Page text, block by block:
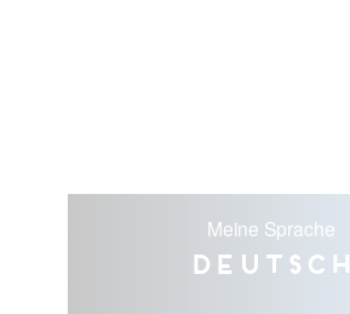
Meine Sprache
Deutsch